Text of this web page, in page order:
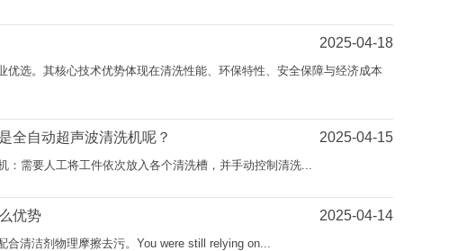
2025-04-18
选。其核心技术优势体现在清洗性能、环保特性、安全保障与经济成本
2025-04-15
全自动超声波清洗机呢？
需要人工将工件依次放入各个清洗槽，并手动控制清洗...
2025-04-14
优势
清洁剂物理摩擦去污。You were still relying on...